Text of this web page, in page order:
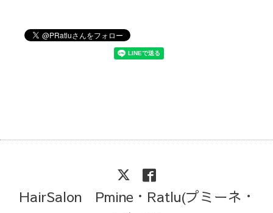
HairSalon Pmine・Ratlu(プミーネ・